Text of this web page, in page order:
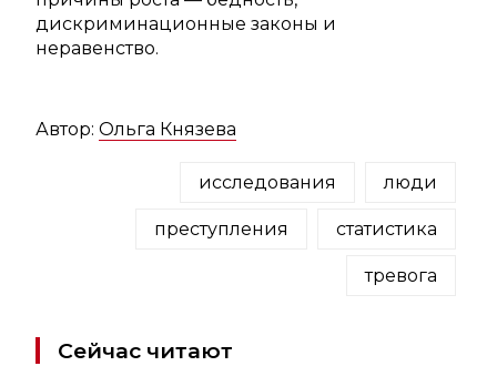
дискриминационные законы и
неравенство.
Автор: Ольга Князева
исследования люди
преступления статистика
тревога
Сейчас читают